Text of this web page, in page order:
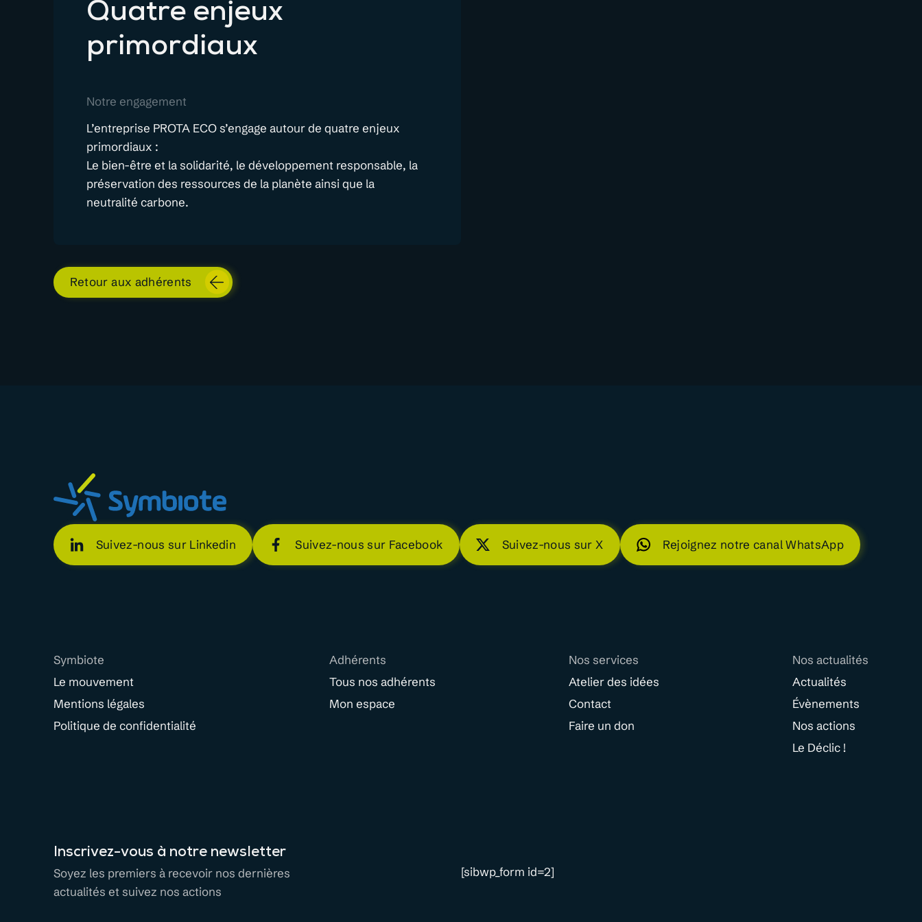
Quatre enjeux
primordiaux
Notre engagement
L’entreprise PROTA ECO s’engage autour de quatre enjeux
primordiaux :
Le bien-être et la solidarité, le développement responsable, la
préservation des ressources de la planète ainsi que la
neutralité carbone.
Retour aux adhérents
Suivez-nous sur Linkedin Suivez-nous sur Facebook Suivez-nous sur X Rejoignez notre canal WhatsApp
Symbiote
Le mouvement
Mentions légales
Politique de confidentialité
Adhérents
Tous nos adhérents
Mon espace
Nos services
Atelier des idées
Contact
Faire un don
Nos actualités
Actualités
Évènements
Nos actions
Le Déclic !
Inscrivez-vous à notre newsletter
Soyez les premiers à recevoir nos dernières
actualités et suivez nos actions
[sibwp_form id=2]